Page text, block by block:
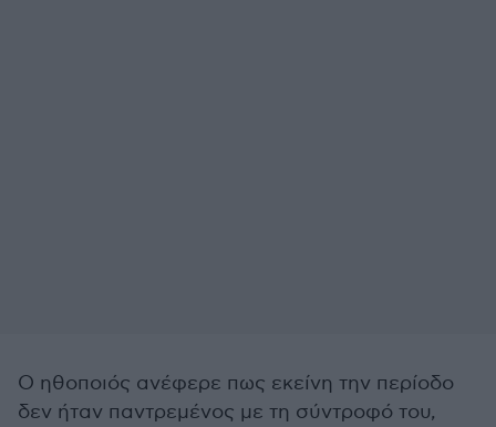
Ο ηθοποιός ανέφερε πως εκείνη την περίοδο
δεν ήταν παντρεμένος με τη σύντροφό του,